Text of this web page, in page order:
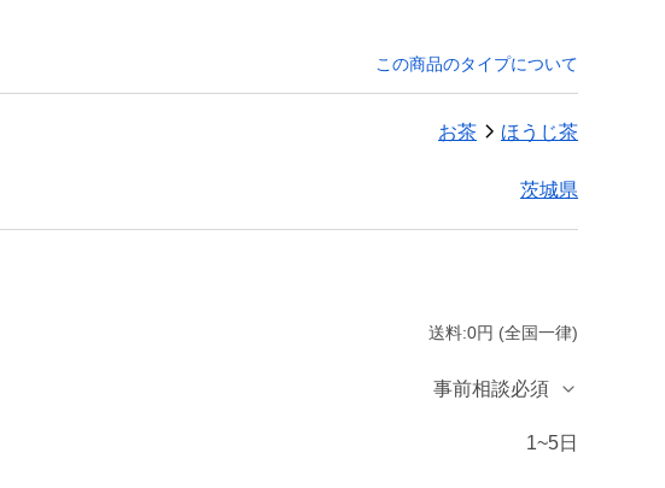
この商品のタイプについて
お茶 ほうじ茶
茨城県
送料:0円 (全国一律)
事前相談必須
1~5日